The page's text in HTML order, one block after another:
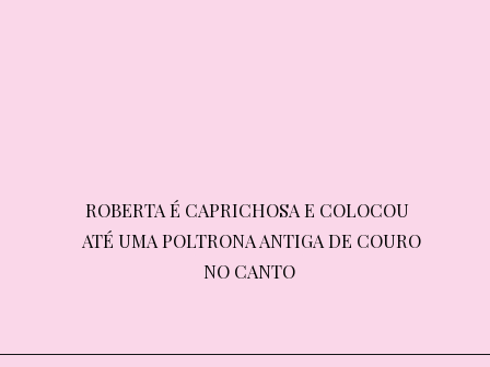
ROBERTA É CAPRICHOSA E COLOCOU
ATÉ UMA POLTRONA ANTIGA DE COURO
NO CANTO
ROBERTA É CAPRICHOSA E COLOCOU
ATÉ UMA POLTRONA ANTIGA DE COURO
NO CANTO